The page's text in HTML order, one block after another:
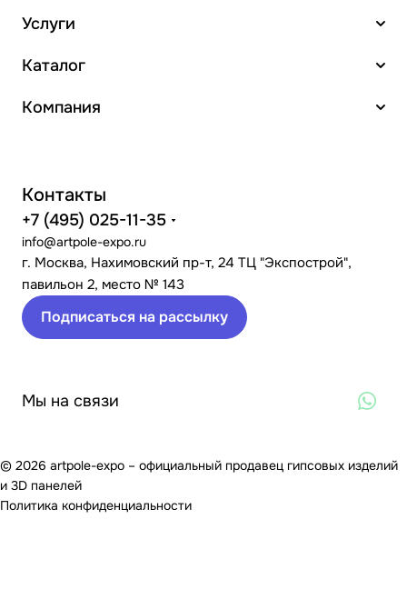
Услуги
Каталог
Компания
Контакты
+7 (495) 025-11-35
info@artpole-expo.ru
г. Москва, Нахимовский пр-т, 24 ТЦ "Экспострой",
павильон 2, место № 143
Подписаться на рассылку
Мы на связи
© 2026 artpole-expo – официальный продавец гипсовых изделий
и 3D панелей
Политика конфиденциальности